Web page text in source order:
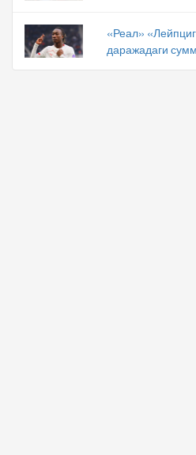
«Реал»
даражадаги